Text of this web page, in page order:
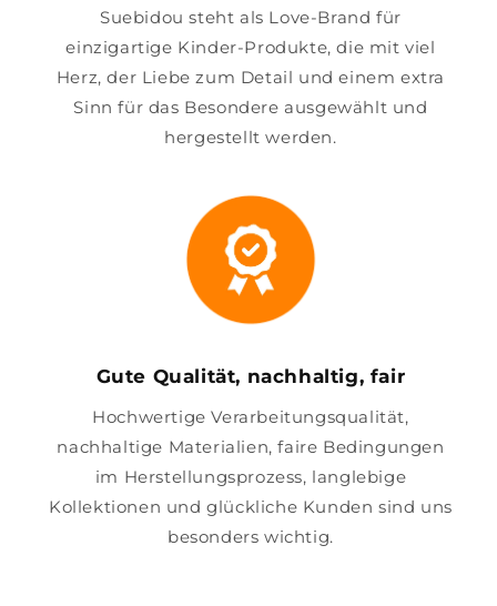
Suebidou steht als Love-Brand für
einzigartige Kinder-Produkte, die mit viel
Herz, der Liebe zum Detail und einem extra
Sinn für das Besondere ausgewählt und
hergestellt werden.
Gute Qualität, nachhaltig, fair
Hochwertige Verarbeitungsqualität,
nachhaltige Materialien, faire Bedingungen
im Herstellungsprozess, langlebige
Kollektionen und glückliche Kunden sind uns
besonders wichtig.